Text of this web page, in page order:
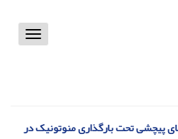
Toggle
پیچشی تحت بارگذاری منوتونیک در